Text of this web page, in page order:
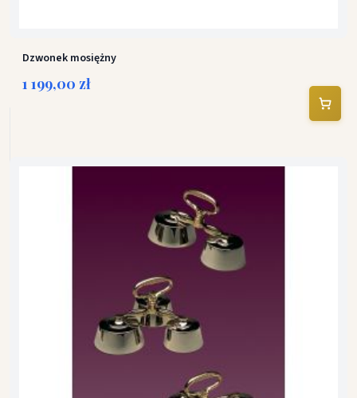
Dzwonek mosiężny
1 199,00 zł